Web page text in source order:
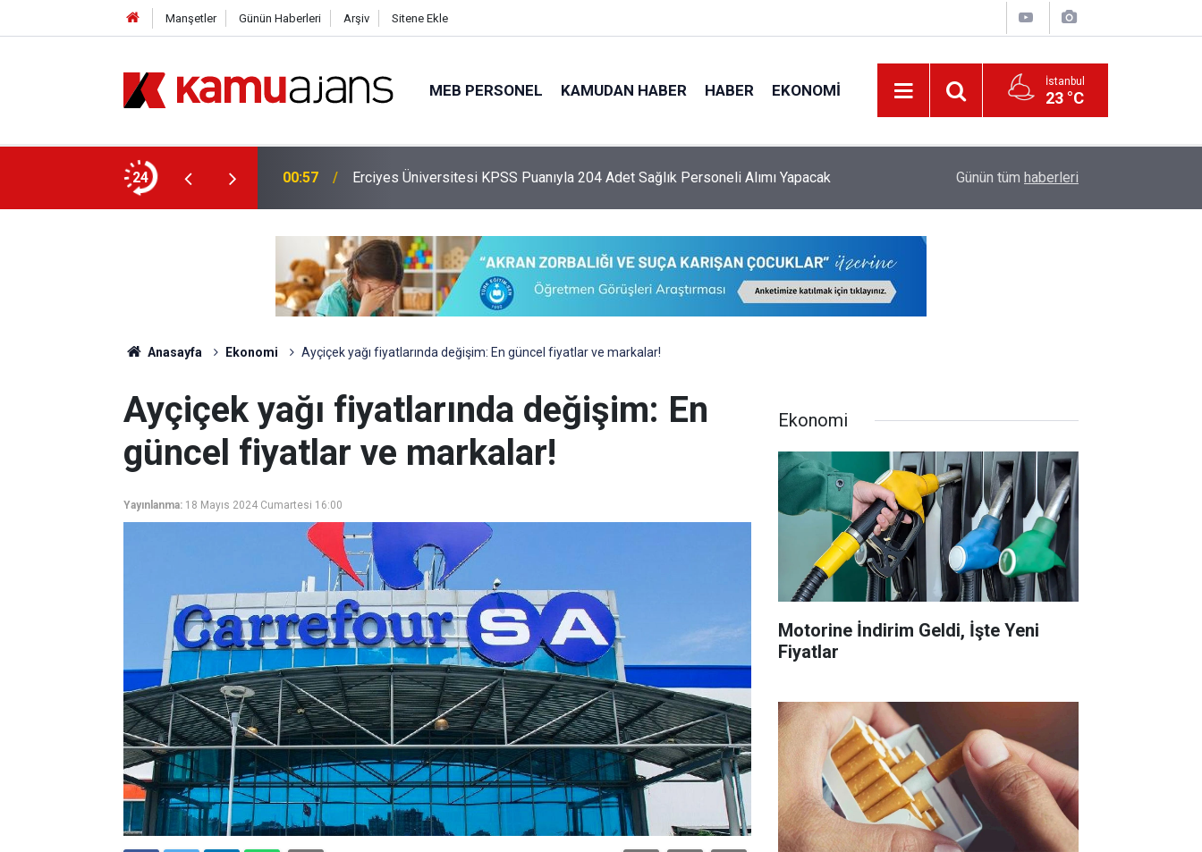
Manşetler Günün Haberleri Arşiv Sitene Ekle
MEB PERSONEL KAMUDAN HABER HABER EKONOMI İstanbul
23 °C
24
Alımı Yapılacak! 00:57 Erciyes Üniversitesi KPSS Puanıyla 204 Adet Sağlık Personeli Alımı Yapacak
Öğretim Üyesi ve Öğretim Görevlisi Alınacak
Günün tüm haberleri
Anasayfa Ekonomi Ayçiçek yağı fiyatlarında değişim: En güncel fiyatlar ve markalar!
Ayçiçek yağı fiyatlarında değişim: En
güncel fiyatlar ve markalar!
Yayınlanma: 18 Mayıs 2024 Cumartesi 16:00
Ekonomi
Motorine İndirim Geldi, İşte Yeni
Fiyatlar